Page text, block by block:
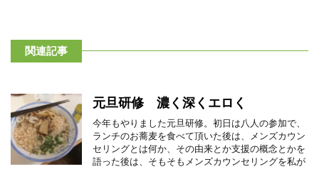
関連記事
元旦研修 濃く深くエロく
今年もやりました元旦研修。初日は八人の参加で、
ランチのお蕎麦を食べて頂いた後は、メンズカウン
セリングとは何か、その由来とか支援の概念とかを
語った後は、そもそもメンズカウンセリングを私が